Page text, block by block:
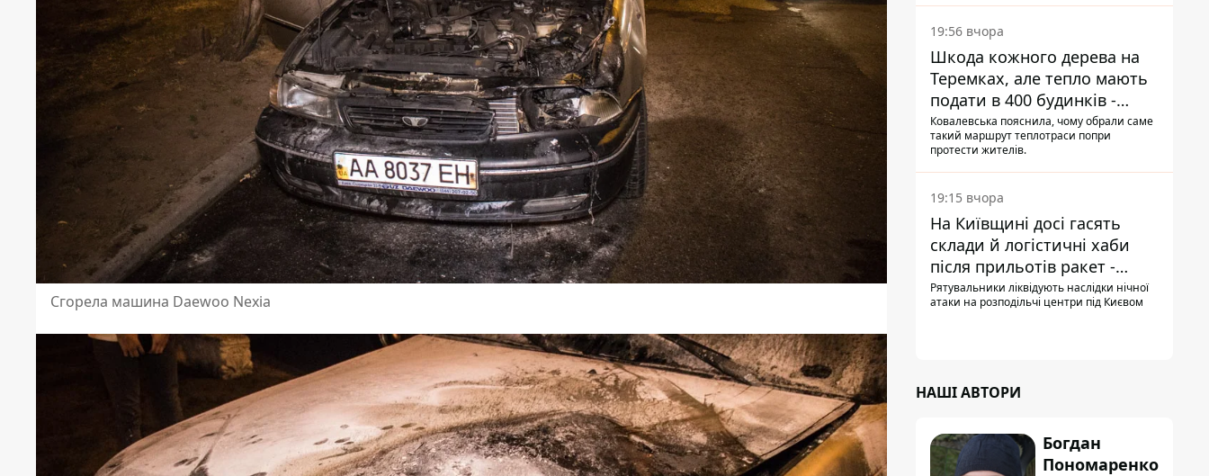
Сгорела машина Daewoo Nexia
19:56 вчора
Шкода кожного дерева на
Теремках, але тепло мають
подати в 400 будинків -
депутатка Київради
Ковалевська пояснила, чому обрали саме
такий маршрут теплотраси попри
протести жителів.
19:15 вчора
На Київщині досі гасять
склади й логістичні хаби
після прильотів ракет -
ДСНС
Рятувальники ліквідують наслідки нічної
атаки на розподільчі центри під Києвом
НАШІ АВТОРИ
Богдан
Пономаренко